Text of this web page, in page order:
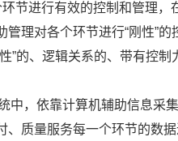
节进行有效的控制和管理，
理对各个环节进行“刚性”
”的、逻辑关系的、带有控
中，依靠计算机辅助信息采
质量服务每一个环节的数